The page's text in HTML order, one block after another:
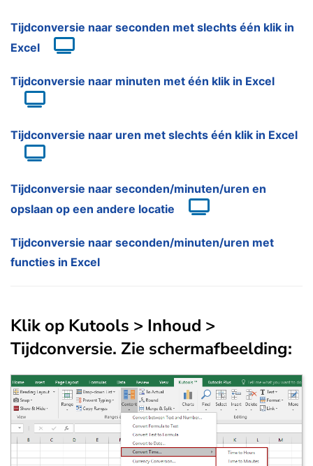
Tijdconversie naar seconden met slechts één klik in
Excel
Tijdconversie naar minuten met één klik in Excel
Tijdconversie naar uren met slechts één klik in Excel
Tijdconversie naar seconden/minuten/uren en
opslaan op een andere locatie
Tijdconversie naar seconden/minuten/uren met
functies in Excel
Klik op Kutools > Inhoud >
Tijdconversie. Zie schermafbeelding: